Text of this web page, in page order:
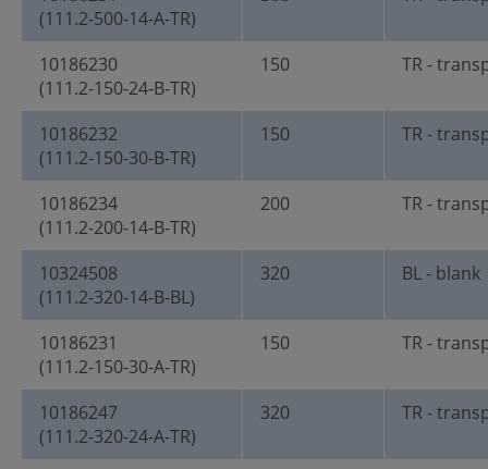
(111.2-500-14-A-TR)
10186230
(111.2-150-24-B-TR)
150 TR -
10186232
(111.2-150-30-B-TR)
150 TR -
10186234
(111.2-200-14-B-TR)
200 TR -
10324508
(111.2-320-14-B-BL)
320 BL - blank
10186231
(111.2-150-30-A-TR)
150 TR -
10186247
(111.2-320-24-A-TR)
320 TR -